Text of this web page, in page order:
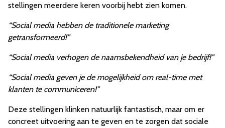
stellingen meerdere keren voorbij hebt zien komen.
“Social media hebben de traditionele marketing
getransformeerd!”
“Social media verhogen de naamsbekendheid van je bedrijf!”
“Social media geven je de mogelijkheid om real-time met
klanten te communiceren!”
Deze stellingen klinken natuurlijk fantastisch, maar om er
concreet uitvoering aan te geven en te zorgen dat sociale